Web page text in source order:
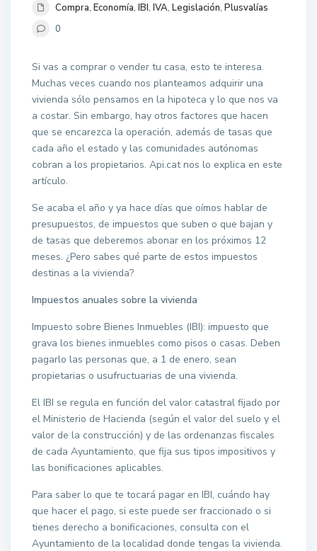
Compra,Economía,IBI,IVA,Legislación,Plusvalías
0
Si vas a comprar o vender tu casa, esto te interesa.
Muchas veces cuando nos planteamos adquirir una
vivienda sólo pensamos en la hipoteca y lo que nos va
a costar. Sin embargo, hay otros factores que hacen
que se encarezca la operación, además de tasas que
cada año el estado y las comunidades autónomas
cobran a los propietarios. Api.cat nos lo explica en este
artículo.
Se acaba el año y ya hace días que oímos hablar de
presupuestos, de impuestos que suben o que bajan y
de tasas que deberemos abonar en los próximos 12
meses. ¿Pero sabes qué parte de estos impuestos
destinas a la vivienda?
Impuestos anuales sobre la vivienda
Impuesto sobre Bienes Inmuebles (IBI): impuesto que
grava los bienes inmuebles como pisos o casas. Deben
pagarlo las personas que, a 1 de enero, sean
propietarias o usufructuarias de una vivienda.
El IBI se regula en función del valor catastral fijado por
el Ministerio de Hacienda (según el valor del suelo y el
valor de la construcción) y de las ordenanzas fiscales
de cada Ayuntamiento, que fija sus tipos impositivos y
las bonificaciones aplicables.
Para saber lo que te tocará pagar en IBI, cuándo hay
que hacer el pago, si este puede ser fraccionado o si
tienes derecho a bonificaciones, consulta con el
Ayuntamiento de la localidad donde tengas la vivienda.